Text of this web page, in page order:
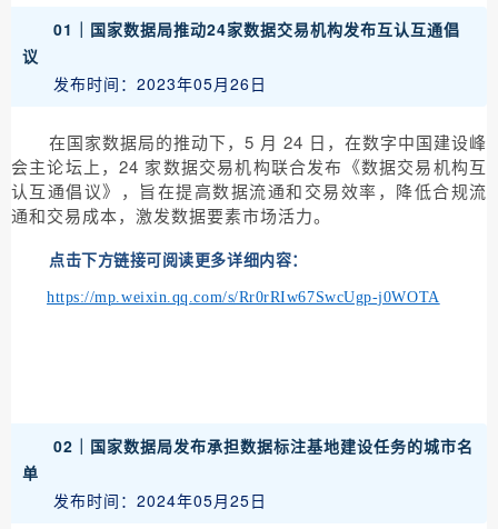
01｜国家数据局推动24家数据交易机构发布互认互通倡
议
发布时间：2023年05月26日
在国家数据局的推动下，5 月 24 日，在数字中国建设峰
会主论坛上，24 家数据交易机构联合发布《数据交易机构互
认互通倡议》，旨在提高数据流通和交易效率，降低合规流
通和交易成本，激发数据要素市场活力。
点击下方链接可阅读更多详细内容：
https://mp.weixin.qq.com/s/Rr0rRIw67SwcUgp-j0WOTA
02｜国家数据局发布承担数据标注基地建设任务的城市名
单
发布时间：2024年05月25日